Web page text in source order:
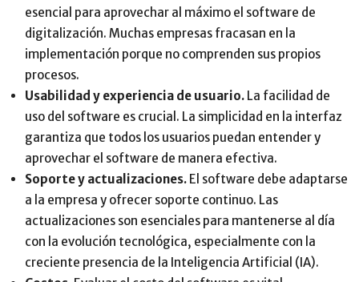
esencial para aprovechar al máximo el software de
digitalización. Muchas empresas fracasan en la
implementación porque no comprenden sus propios
procesos.
Usabilidad y experiencia de usuario. La facilidad de
uso del software es crucial. La simplicidad en la interfaz
garantiza que todos los usuarios puedan entender y
aprovechar el software de manera efectiva.
Soporte y actualizaciones. El software debe adaptarse
a la empresa y ofrecer soporte continuo. Las
actualizaciones son esenciales para mantenerse al día
con la evolución tecnológica, especialmente con la
creciente presencia de la Inteligencia Artificial (IA).